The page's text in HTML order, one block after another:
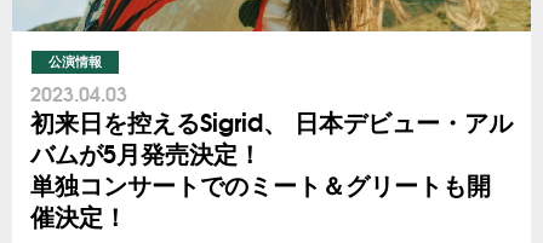
公演情報
2023.04.03
初来日を控えるSigrid、 日本デビュー・アル
バムが5月発売決定！
単独コンサートでのミート＆グリートも開
催決定！